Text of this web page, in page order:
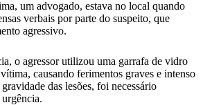
um advogado, estava no local quando
verbais por parte do suspeito, que
agressivo.
o agressor utilizou uma garrafa de vidro
causando ferimentos graves e intenso
das lesões, foi necessário